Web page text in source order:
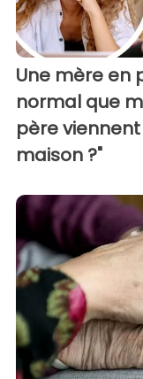
Une mère en
normal que
père
maison ?"